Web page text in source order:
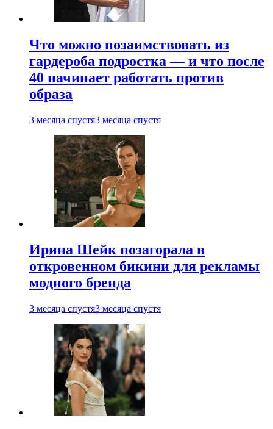
Что можно позаимствовать из
гардероба подростка — и что после
40 начинает работать против
образа
3 месяца спустя3 месяца спустя
Ирина Шейк позагорала в
откровенном бикини для рекламы
модного бренда
3 месяца спустя3 месяца спустя